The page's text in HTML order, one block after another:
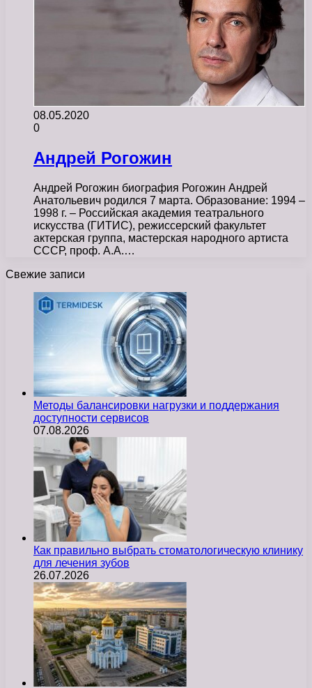
08.05.2020
0
Андрей Рогожин
Андрей Рогожин биография Рогожин Андрей
Анатольевич родился 7 марта. Образование: 1994 –
1998 г. – Российская академия театрального
искусства (ГИТИС), режиссерский факультет
актерская группа, мастерская народного артиста
СССР, проф. А.А.…
Свежие записи
Методы балансировки нагрузки и поддержания
доступности сервисов
07.08.2026
Как правильно выбрать стоматологическую клинику
для лечения зубов
26.07.2026